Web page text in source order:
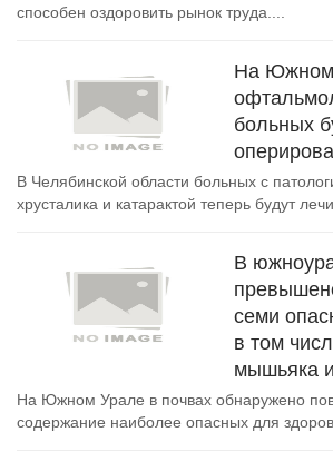
способен оздоровить рынок труда....
На
больных
В Челябинской области больных с
хрусталика и катарактой теперь будут
В
семи
в том
мышьяка
На Южном Урале в почвах обнаружено
содержание наиболее опасных для